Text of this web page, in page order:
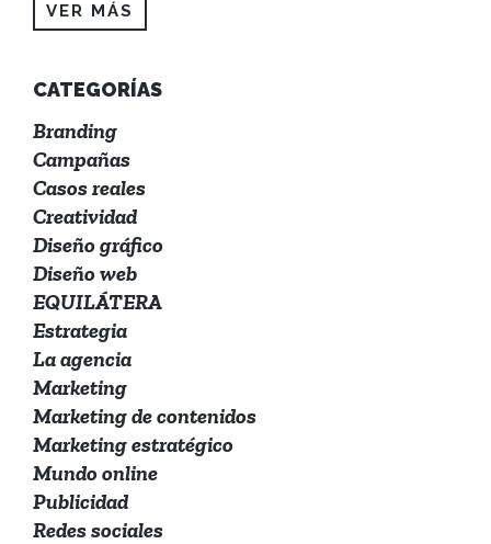
VER MÁS
CATEGORÍAS
Branding
Campañas
Casos reales
Creatividad
Diseño gráfico
Diseño web
EQUILÁTERA
Estrategia
La agencia
Marketing
Marketing de contenidos
Marketing estratégico
Mundo online
Publicidad
Redes sociales